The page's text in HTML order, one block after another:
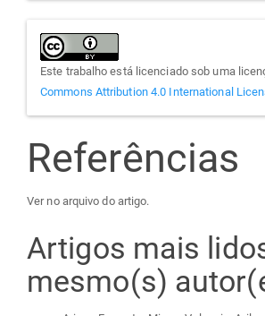
Este trabalho está licenciado sob uma
Commons Attribution 4.0 International
Referências
Ver no arquivo do artigo.
Artigos mais
mesmo(s)